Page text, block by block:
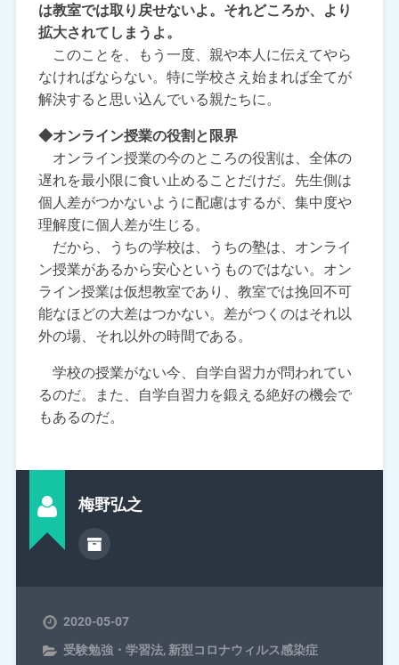
は教室では取り戻せないよ。それどころか、より
拡大されてしまうよ。
このことを、もう一度、親や本人に伝えてやら
なければならない。特に学校さえ始まれば全てが
解決すると思い込んでいる親たちに。
◆オンライン授業の役割と限界
オンライン授業の今のところの役割は、全体の
遅れを最小限に食い止めることだけだ。先生側は
個人差がつかないように配慮はするが、集中度や
理解度に個人差が生じる。
だから、うちの学校は、うちの塾は、オンライ
ン授業があるから安心というものではない。オン
ライン授業は仮想教室であり、教室では挽回不可
能なほどの大差はつかない。差がつくのはそれ以
外の場、それ以外の時間である。
学校の授業がない今、自学自習力が問われてい
るのだ。また、自学自習力を鍛える絶好の機会で
もあるのだ。
梅野弘之
2020-05-07
受験勉強・学習法, 新型コロナウィルス感染症